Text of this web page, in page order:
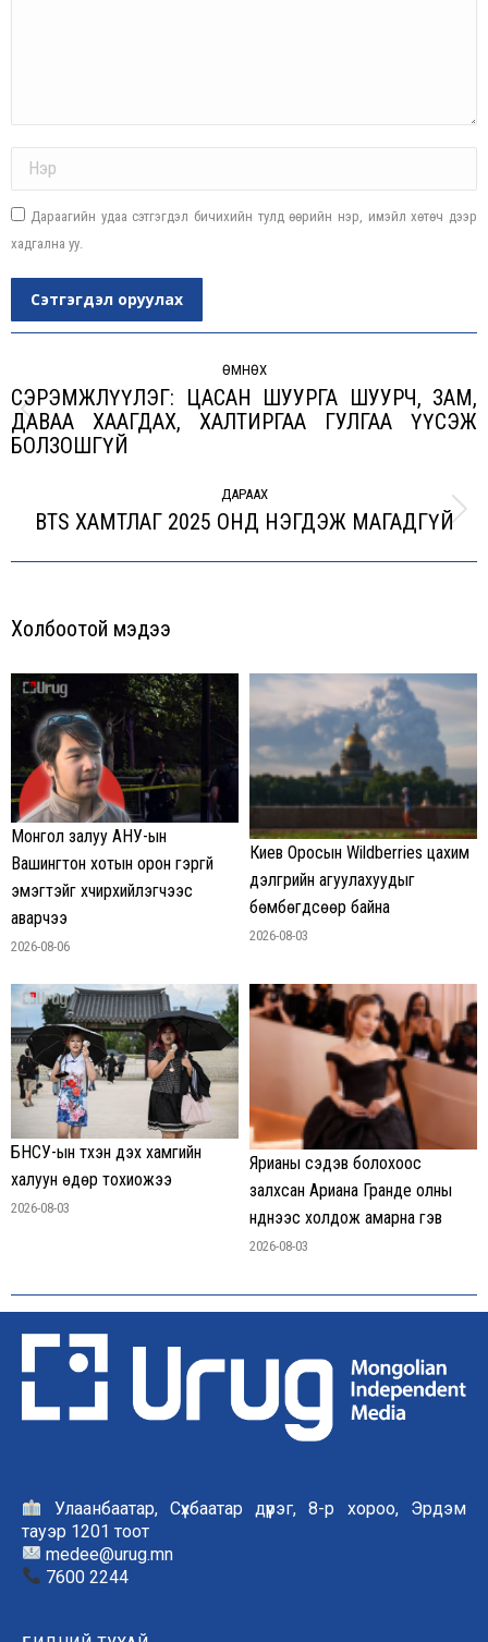
Дараагийн удаа сэтгэгдэл бичихийн тулд өөрийн нэр, имэйл хөтөч дээр
хадгална уу.
Сэтгэгдэл оруулах
ӨМНӨХ
Previous
СЭРЭМЖЛҮҮЛЭГ: ЦАСАН ШУУРГА ШУУРЧ, ЗАМ,
ДАВАА ХААГДАХ, ХАЛТИРГАА ГУЛГАА ҮҮСЭЖ
БОЛЗОШГҮЙ
ДАРААХ
Next
BTS ХАМТЛАГ 2025 ОНД НЭГДЭЖ МАГАДГҮЙ
Холбоотой мэдээ
Монгол залуу АНУ-ын
Вашингтон хотын орон гэргүй
эмэгтэйг хүчирхийлэгчээс
аварчээ
2026-08-06
Киев Оросын Wildberries цахим
дэлгүүрийн агуулахуудыг
бөмбөгдсөөр байна
2026-08-03
БНСУ-ын түүхэн дэх хамгийн
халуун өдөр тохиожээ
2026-08-03
Ярианы сэдэв болохоос
залхсан Ариана Гранде олны
нүднээс холдож амарна гэв
2026-08-03
Улаанбаатар, Сүхбаатар дүүрэг, 8-р хороо, Эрдэм
тауэр 1201 тоот
medee@urug.mn
7600 2244